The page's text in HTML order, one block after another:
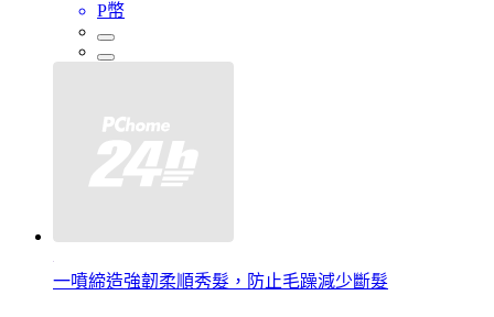
P幣
一噴締造強韌柔順秀髮，防止毛躁減少斷髮